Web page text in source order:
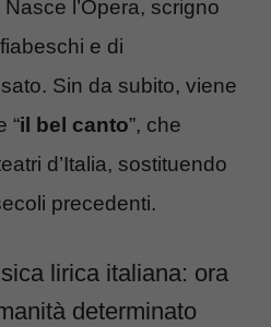
Nasce l’Opera, scrigno
e di
Sin da subito, viene
“il bel canto”, che
d’Italia, sostituendo
precedenti.
lirica italiana: ora
determinato